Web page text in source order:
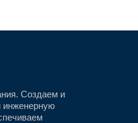
Создаем и
инженерную